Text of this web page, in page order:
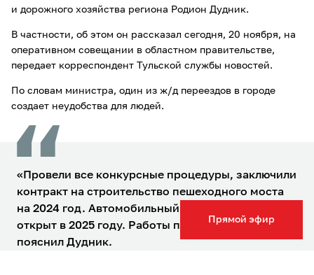
Прямой эфир
и дорожного хозяйства региона Родион Дудник.
В частности, об этом он рассказал сегодня, 20 ноября, на
оперативном совещании в областном правительстве,
передает корреспондент Тульской службы новостей.
По словам министра, один из ж/д переездов в городе
создает неудобства для людей.
«Провели все конкурсные процедуры, заключили
контракт на строительство пешеходного моста
на 2024 год. Автомобильный путепровод будет
открыт в 2025 году. Работы проавансированы», –
пояснил Дудник.